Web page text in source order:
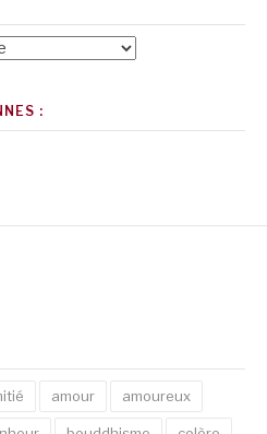
:
amour amoureux